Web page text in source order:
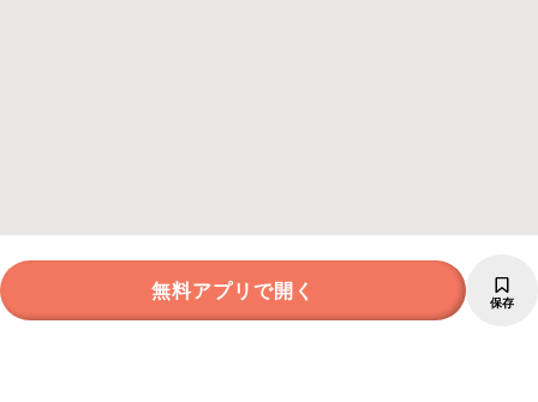
無料アプリで開く 保存